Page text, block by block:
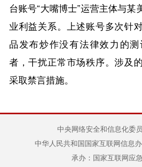
台账号“大嘴博士”运营主体与
业利益关系。上述账号多次针
品发布炒作没有法律效力的
者，干扰正常市场秩序。涉及
采取禁言措施。
中央网络安全和信息化委
中华人民共和国国家互联网信息
承办：国家互联网应